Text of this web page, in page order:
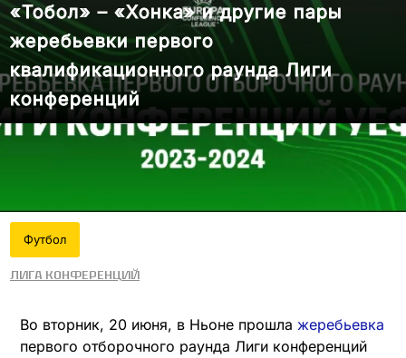
«Тобол» – «Хонка» и другие пары
жеребьевки первого
квалификационного раунда Лиги
конференций
Футбол
Лига конференций
Во вторник, 20 июня, в Ньоне прошла жеребьевка
первого отборочного раунда Лиги конференций